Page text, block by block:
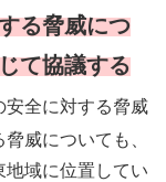
る脅威につ
て協議する
安全に対する脅威
威についても、
域に位置してい